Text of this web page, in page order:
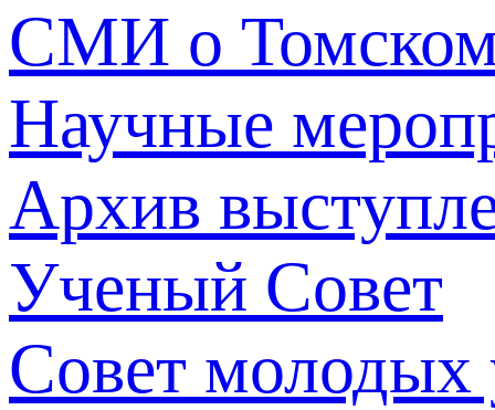
СМИ о
Научные
Архив
Ученый Совет
Совет молодых